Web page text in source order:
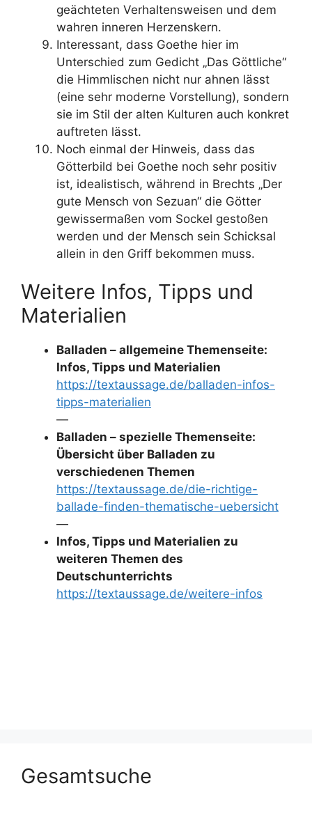
geächteten Verhaltensweisen und dem
wahren inneren Herzenskern.
Interessant, dass Goethe hier im
Unterschied zum Gedicht „Das Göttliche“
die Himmlischen nicht nur ahnen lässt
(eine sehr moderne Vorstellung), sondern
sie im Stil der alten Kulturen auch konkret
auftreten lässt.
Noch einmal der Hinweis, dass das
Götterbild bei Goethe noch sehr positiv
ist, idealistisch, während in Brechts „Der
gute Mensch von Sezuan“ die Götter
gewissermaßen vom Sockel gestoßen
werden und der Mensch sein Schicksal
allein in den Griff bekommen muss.
Weitere Infos, Tipps und
Materialien
Balladen – allgemeine Themenseite:
Infos, Tipps und Materialien
https://textaussage.de/balladen-infos-
tipps-materialien
—
Balladen – spezielle Themenseite:
Übersicht über Balladen zu
verschiedenen Themen
https://textaussage.de/die-richtige-
ballade-finden-thematische-uebersicht
—
Infos, Tipps und Materialien zu
weiteren Themen des
Deutschunterrichts
https://textaussage.de/weitere-infos
Gesamtsuche